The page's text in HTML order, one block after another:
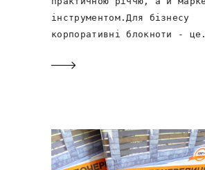
інструментом.Для бізнесу
корпоративні блокноти - це